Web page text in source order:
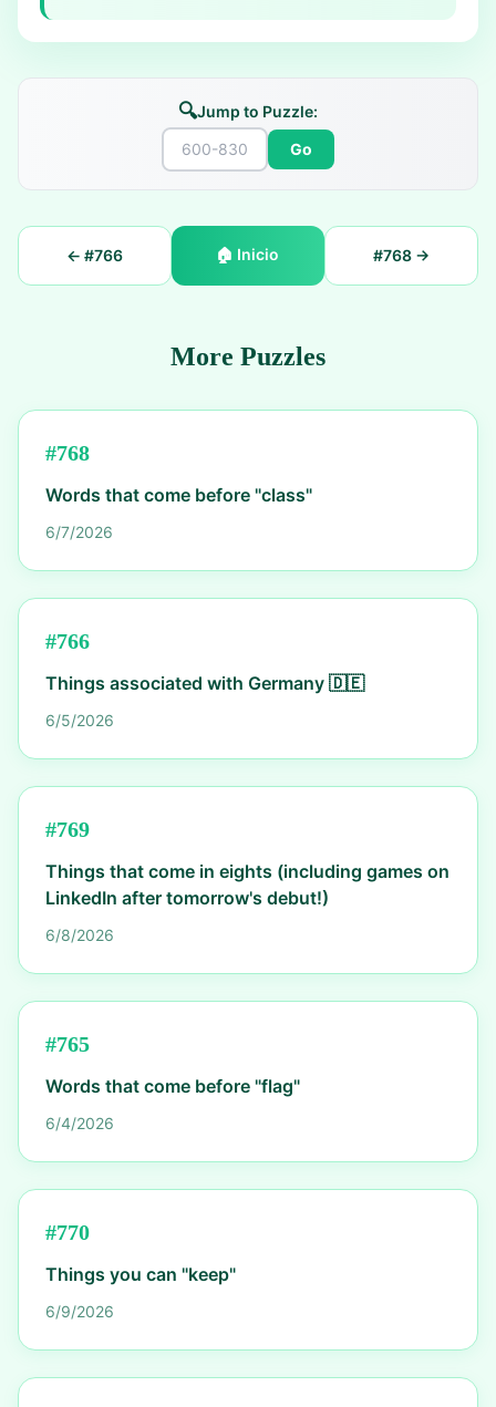
🔍Jump to Puzzle:
Go
← #766 🏠 Inicio #768→
More Puzzles
#768
Words that come before "class"
6/7/2026
#766
Things associated with Germany 🇩🇪
6/5/2026
#769
Things that come in eights (including games on
LinkedIn after tomorrow's debut!)
6/8/2026
#765
Words that come before "flag"
6/4/2026
#770
Things you can "keep"
6/9/2026